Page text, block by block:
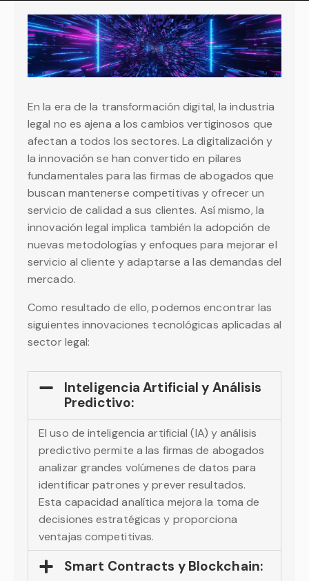
En la era de la transformación digital, la industria
legal no es ajena a los cambios vertiginosos que
afectan a todos los sectores. La digitalización y
la innovación se han convertido en pilares
fundamentales para las firmas de abogados que
buscan mantenerse competitivas y ofrecer un
servicio de calidad a sus clientes. Así mismo, la
innovación legal implica también la adopción de
nuevas metodologías y enfoques para mejorar el
servicio al cliente y adaptarse a las demandas del
mercado.
Como resultado de ello, podemos encontrar las
siguientes innovaciones tecnológicas aplicadas al
sector legal:
Inteligencia Artificial y Análisis
Predictivo:
El uso de inteligencia artificial (IA) y análisis
predictivo permite a las firmas de abogados
analizar grandes volúmenes de datos para
identificar patrones y prever resultados.
Esta capacidad analítica mejora la toma de
decisiones estratégicas y proporciona
ventajas competitivas.
Smart Contracts y Blockchain: